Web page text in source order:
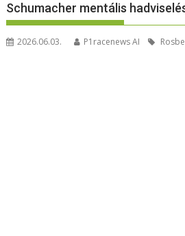
Schumacher mentális
2026.06.03. P1racenews AI